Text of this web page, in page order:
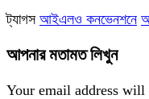
ট্যাগস আইএলও কনভেনশনে
আপনার মতামত লিখুন
Your email address will